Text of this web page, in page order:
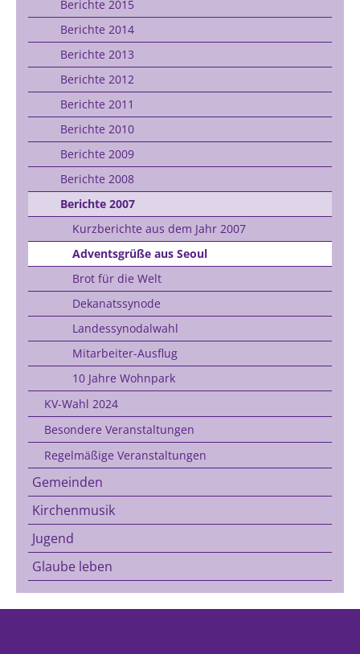
Berichte 2015
Berichte 2014
Berichte 2013
Berichte 2012
Berichte 2011
Berichte 2010
Berichte 2009
Berichte 2008
Berichte 2007
Kurzberichte aus dem Jahr 2007
Adventsgrüße aus Seoul
Brot für die Welt
Dekanatssynode
Landessynodalwahl
Mitarbeiter-Ausflug
10 Jahre Wohnpark
KV-Wahl 2024
Besondere Veranstaltungen
Regelmäßige Veranstaltungen
Gemeinden
Kirchenmusik
Jugend
Glaube leben